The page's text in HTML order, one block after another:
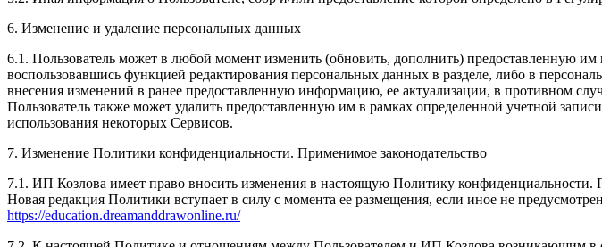
6. Изменение и удаление персональных данных
6.1. Пользователь может в любой момент изменить (обновить, дополнить) предоставленную
воспользовавшись функцией редактирования персональных данных в разделе, либо в
внесения изменений в ранее предоставленную информацию, ее актуализации, в противном
Пользователь также может удалить предоставленную им в рамках определенной учетной
использования некоторых Сервисов.
7. Изменение Политики конфиденциальности. Применимое законодательство
7.1. ИП Козлова имеет право вносить изменения в настоящую Политику конфиденциальности.
Новая редакция Политики вступает в силу с момента ее размещения, если иное не
https://education.dreamanddrawonline.ru/